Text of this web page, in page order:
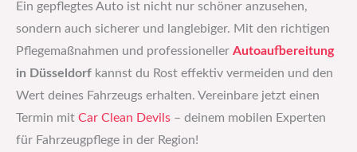
Ein gepflegtes Auto ist nicht nur schöner anzusehen,
sondern auch sicherer und langlebiger. Mit den richtigen
Pflegemaßnahmen und professioneller Autoaufbereitung
in Düsseldorf kannst du Rost effektiv vermeiden und den
Wert deines Fahrzeugs erhalten. Vereinbare jetzt einen
Termin mit Car Clean Devils – deinem mobilen Experten
für Fahrzeugpflege in der Region!